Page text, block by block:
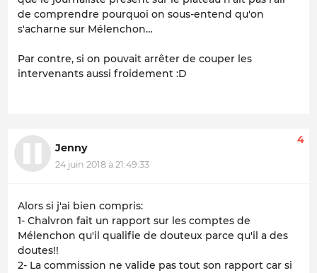
de comprendre pourquoi on sous-entend qu'on
s'acharne sur Mélenchon…
Par contre, si on pouvait arrêter de couper les
intervenants aussi froidement :D
Jenny
24 juin 2018 à 21:49:33
4
Alors si j'ai bien compris:
1- Chalvron fait un rapport sur les comptes de
Mélenchon qu'il qualifie de douteux parce qu'il a des
doutes!!
2- La commission ne valide pas tout son rapport car si